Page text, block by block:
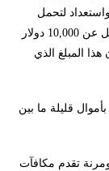
لتحمل
المخاطرة. في الواقع، يجب أن يكون لديك مبلغ لا يقل عن 10,000 دولار
المبلغ الذي
قليلة ما بين
تقدم مكافآت